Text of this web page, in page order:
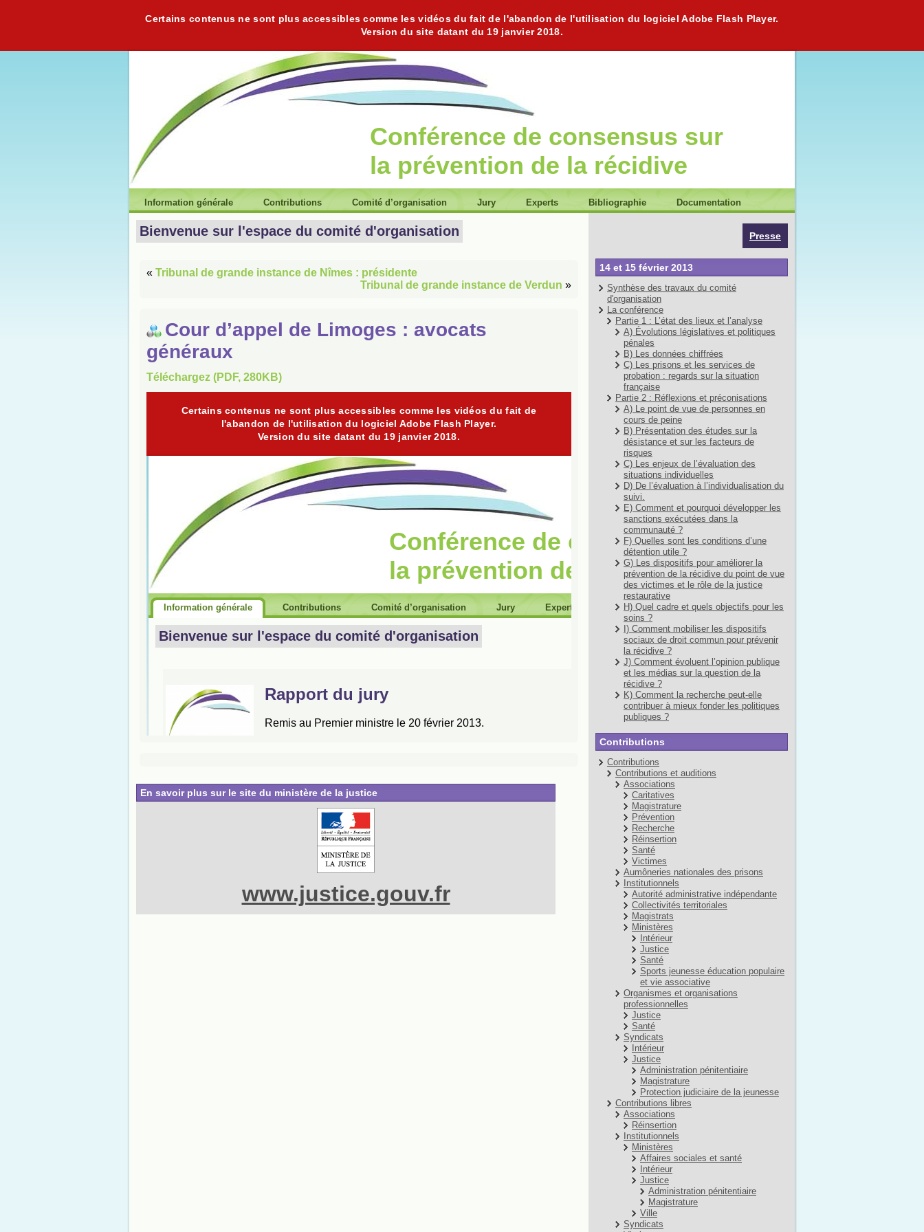
Certains contenus ne sont plus accessibles comme les vidéos du fait de l'abandon de l'utilisation du logiciel Adobe Flash Player.
Version du site datant du 19 janvier 2018.
Conférence de consensus sur
la prévention de la récidive
Information générale Contributions Comité d’organisation Jury Experts Bibliographie Documentation
Bienvenue sur l'espace du comité d'organisation
« Tribunal de grande instance de Nîmes : présidente
Tribunal de grande instance de Verdun »
Cour d’appel de Limoges : avocats
généraux
Téléchargez (PDF, 280KB)
En savoir plus sur le site du ministère de la justice
www.justice.gouv.fr
Presse
14 et 15 février 2013
Synthèse des travaux du comité
d'organisation
La conférence
Partie 1 : L’état des lieux et l’analyse
A) Évolutions législatives et politiques
pénales
B) Les données chiffrées
C) Les prisons et les services de
probation : regards sur la situation
française
Partie 2 : Réflexions et préconisations
A) Le point de vue de personnes en
cours de peine
B) Présentation des études sur la
désistance et sur les facteurs de
risques
C) Les enjeux de l’évaluation des
situations individuelles
D) De l’évaluation à l’individualisation du
suivi.
E) Comment et pourquoi développer les
sanctions exécutées dans la
communauté ?
F) Quelles sont les conditions d’une
détention utile ?
G) Les dispositifs pour améliorer la
prévention de la récidive du point de vue
des victimes et le rôle de la justice
restaurative
H) Quel cadre et quels objectifs pour les
soins ?
I) Comment mobiliser les dispositifs
sociaux de droit commun pour prévenir
la récidive ?
J) Comment évoluent l’opinion publique
et les médias sur la question de la
récidive ?
K) Comment la recherche peut-elle
contribuer à mieux fonder les politiques
publiques ?
Contributions
Contributions
Contributions et auditions
Associations
Caritatives
Magistrature
Prévention
Recherche
Réinsertion
Santé
Victimes
Aumôneries nationales des prisons
Institutionnels
Autorité administrative indépendante
Collectivités territoriales
Magistrats
Ministères
Intérieur
Justice
Santé
Sports jeunesse éducation populaire
et vie associative
Organismes et organisations
professionnelles
Justice
Santé
Syndicats
Intérieur
Justice
Administration pénitentiaire
Magistrature
Protection judiciaire de la jeunesse
Contributions libres
Associations
Réinsertion
Institutionnels
Ministères
Affaires sociales et santé
Intérieur
Justice
Administration pénitentiaire
Magistrature
Ville
Syndicats